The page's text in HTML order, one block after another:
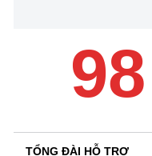
98
TỔNG ĐÀI HỖ TRỢ